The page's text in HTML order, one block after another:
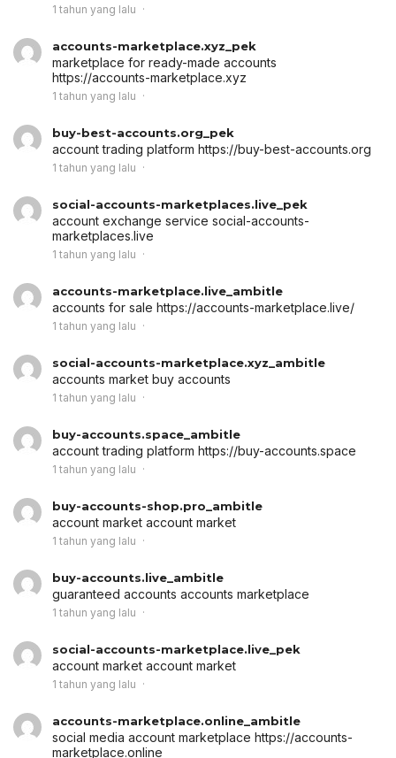
1 tahun yang lalu
accounts-marketplace.xyz_pek
marketplace for ready-made accounts
https://accounts-marketplace.xyz
1 tahun yang lalu
buy-best-accounts.org_pek
account trading platform https://buy-best-accounts.org
1 tahun yang lalu
social-accounts-marketplaces.live_pek
account exchange service social-accounts-
marketplaces.live
1 tahun yang lalu
accounts-marketplace.live_ambitle
accounts for sale https://accounts-marketplace.live/
1 tahun yang lalu
social-accounts-marketplace.xyz_ambitle
accounts market buy accounts
1 tahun yang lalu
buy-accounts.space_ambitle
account trading platform https://buy-accounts.space
1 tahun yang lalu
buy-accounts-shop.pro_ambitle
account market account market
1 tahun yang lalu
buy-accounts.live_ambitle
guaranteed accounts accounts marketplace
1 tahun yang lalu
social-accounts-marketplace.live_pek
account market account market
1 tahun yang lalu
accounts-marketplace.online_ambitle
social media account marketplace https://accounts-
marketplace.online